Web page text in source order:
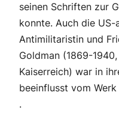
seinen Schriften zur
konnte. Auch die
Antimilitaristin und
Goldman (1869-
Kaiserreich) war in
beeinflusst vom
.